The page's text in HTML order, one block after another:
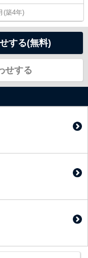
(築4年)
する(無料)
せする